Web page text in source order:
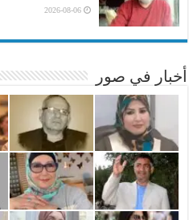
2026-08-06
أخبار في صور